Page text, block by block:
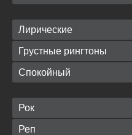
Лирические
Грустные рингтоны
Спокойный
Рок
Реп